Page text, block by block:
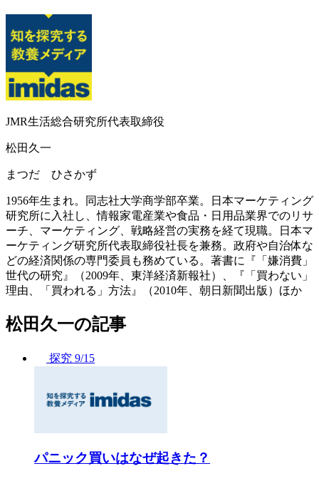
JMR生活総合研究所代表取締役
松田久一
まつだ ひさかず
1956年生まれ。同志社大学商学部卒業。日本マーケティング
研究所に入社し、情報家電産業や食品・日用品業界でのリサ
ーチ、マーケティング、戦略経営の実務を経て現職。日本マ
ーケティング研究所代表取締役社長を兼務。政府や自治体な
どの経済関係の専門委員も務めている。著書に『「嫌消費」
世代の研究』（2009年、東洋経済新報社）、『「買わない」
理由、「買われる」方法』（2010年、朝日新聞出版）ほか
松田久一の記事
探究 9/15
パニック買いはなぜ起きた？